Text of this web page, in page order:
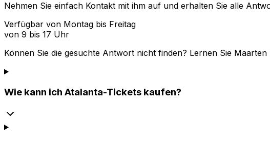
Nehmen Sie einfach Kontakt mit ihm auf und erhalten Sie alle
Verfügbar von Montag bis Freitag
von 9 bis 17 Uhr
Können Sie die gesuchte Antwort nicht finden? Lernen Sie Maarten
Wie kann ich Atalanta-Tickets kaufen?